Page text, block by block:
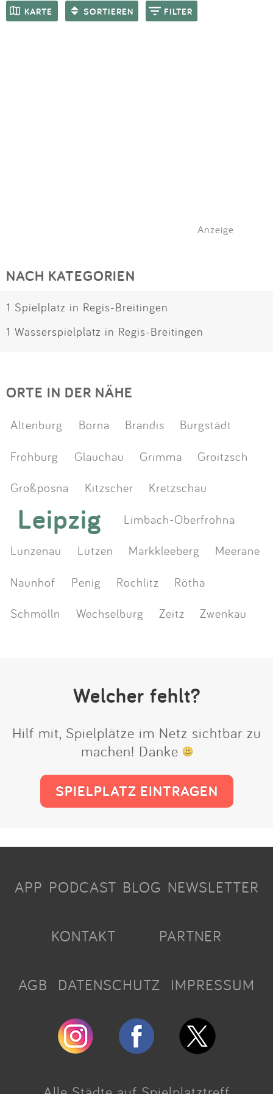
KARTE SORTIEREN FILTER
SPIELGERÄTE
Anzeige
NACH KATEGORIEN
1 Spielplatz in Regis-Breitingen
1 Wasserspielplatz in Regis-Breitingen
ORTE IN DER NÄHE
Altenburg Borna Brandis
Burgstädt
Frohburg
Glauchau Grimma
Groitzsch
Großpösna
Kitzscher Kretzschau
Leipzig
Limbach-Oberfrohna
Lunzenau
Lützen Markkleeberg
Meerane
Naunhof
Penig Rochlitz
Rötha
Schmölln
Wechselburg Zeitz Zwenkau
Welcher fehlt?
Hilf mit, Spielplätze im Netz sichtbar zu
machen! Danke
SPIELPLATZ EINTRAGEN
APP PODCAST BLOG NEWSLETTER
KONTAKT PARTNER
AGB DATENSCHUTZ IMPRESSUM